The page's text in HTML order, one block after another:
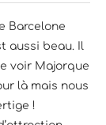
Barcelone
aussi beau. Il
voir Majorque
là mais nous
!